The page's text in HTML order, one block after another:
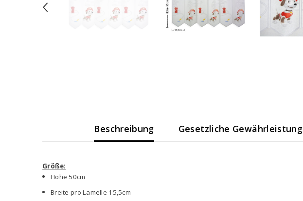
Beschreibung Gesetzliche Gewährleistung
Größe:
Höhe 50cm
Breite pro Lamelle 15,5cm